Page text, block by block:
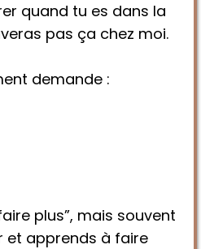
quand tu es dans la
pas ça chez moi.
demande :
plus”, mais souvent
et apprends à faire